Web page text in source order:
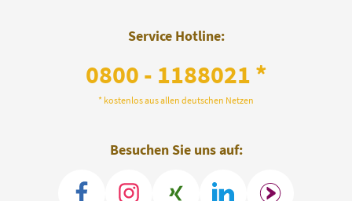
Service Hotline:
0800 - 1188021 *
* kostenlos aus allen deutschen Netzen
Besuchen Sie uns auf: